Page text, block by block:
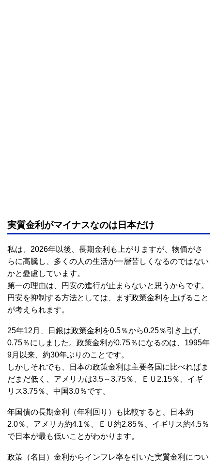
実質金利がマイナスなのは日本だけ
私は、2026年以後、長期金利も上がりますが、物価がさ
らに高騰し、多くの人の生活が一層苦しくなるのではない
かと憂慮しています。
第一の理由は、円安の進行が止まらないと思うからです。
円安を抑制する方法としては、まず政策金利を上げること
が考えられます。
25年12月、日銀は政策金利を0.5％から0.25％引き上げ、
0.75％にしました。政策金利が0.75％になるのは、1995年
9月以来、約30年ぶりのことです。
しかしそれでも、日本の政策金利は主要各国に比べればま
だまだ低く、アメリカは3.5～3.75％、ＥＵ2.15％、イギ
リス3.75％、中国3.0％です。
年国債の長期金利（年利回り）も比較すると、日本約
2.0％、アメリカ約4.1％、ＥＵ約2.85％、イギリス約4.5％
で日本が最も低いことがわかります。
政策（名目）金利からインフレ率を引いた実質金利につい